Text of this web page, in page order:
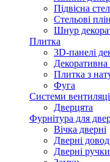
Підвісна
Стельові
Шнур
Плитка
3D-панелі
Декоративна
Плитка з
Фуга
Системи
Дверцята
Фурнітура для
Вічка дверні
Дверні
Дверні ручки